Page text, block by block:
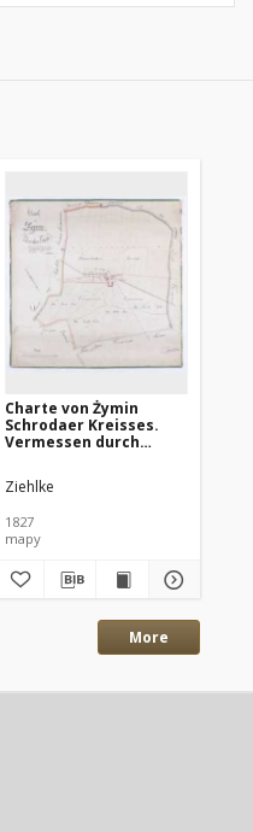
Charte von Żymin
Schrodaer Kreisses.
Vermessen durch
berichtigt durch Kuhn
im Jahre 1825 copirt im
Ziehlke
1827
mapy
More